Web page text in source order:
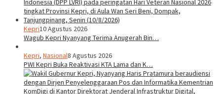
Kepri10 Agustus 2026
Wagub Kepri Nyanyang Terima Anugerah Bin…
Kepri, Nasional8 Agustus 2026
PWI Kepri Buka Reaktivasi KTA Lama dan K…